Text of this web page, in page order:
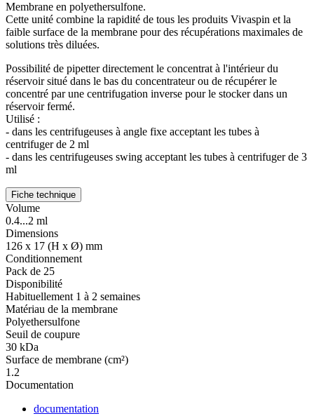
Membrane en polyethersulfone.
Cette unité combine la rapidité de tous les produits Vivaspin et la
faible surface de la membrane pour des récupérations maximales de
solutions très diluées.
Possibilité de pipetter directement le concentrat à l'intérieur du
réservoir situé dans le bas du concentrateur ou de récupérer le
concentré par une centrifugation inverse pour le stocker dans un
réservoir fermé.
Utilisé :
- dans les centrifugeuses à angle fixe acceptant les tubes à
centrifuger de 2 ml
- dans les centrifugeuses swing acceptant les tubes à centrifuger de 3
ml
Fiche technique
Volume
0.4...2 ml
Dimensions
126 x 17 (H x Ø) mm
Conditionnement
Pack de 25
Disponibilité
Habituellement 1 à 2 semaines
Matériau de la membrane
Polyethersulfone
Seuil de coupure
30 kDa
Surface de membrane (cm²)
1.2
Documentation
documentation